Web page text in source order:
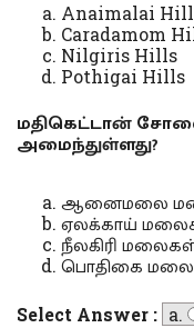
Anaimalai
Caradamom
Nilgiris Hills
Pothigai Hills
மதிகெட்டான்
அமைந்துள்ளது?
ஆனைமலை
ஏலக்காய்
நீலகிரி
பொதிகை
Select Answer : a.